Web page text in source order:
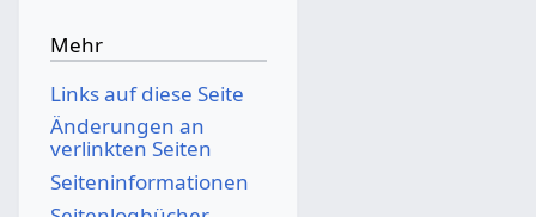
Mehr
Links auf diese Seite
Änderungen an
verlinkten Seiten
Seiten­­informationen